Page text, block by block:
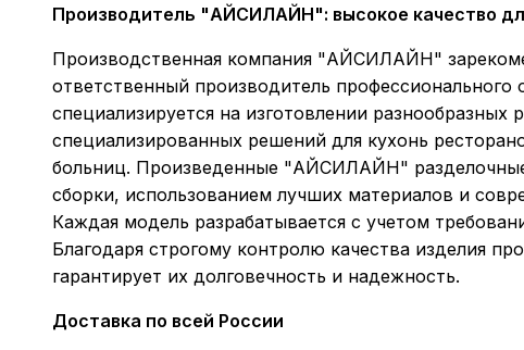
Производитель "АЙСИЛАЙН": высокое качество
Производственная компания "АЙСИЛАЙН"
ответственный производитель
специализируется на изготовлении
специализированных решений для кухонь
больниц. Произведенные "АЙСИЛАЙН"
сборки, использованием лучших материалов и
Каждая модель разрабатывается с учетом
Благодаря строгому контролю качества изделия
гарантирует их долговечность и надежность.
Доставка по всей России